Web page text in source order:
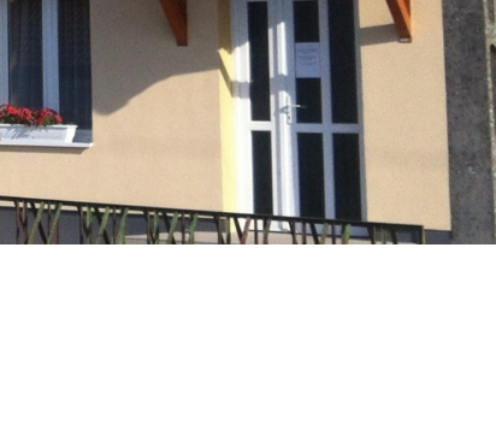
Vasszécsenyi
Üzenet
Esküvő
Időpontfoglalás